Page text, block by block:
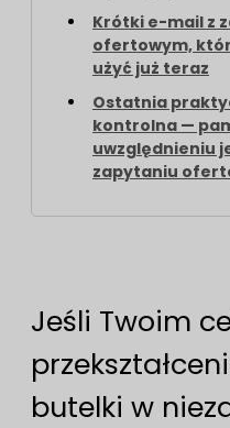
Krótki e-mail z
ofertowym,
użyć już teraz
Ostatnia
kontrolna —
uwzględnieniu
zapytaniu
Jeśli Twoim
butelki w